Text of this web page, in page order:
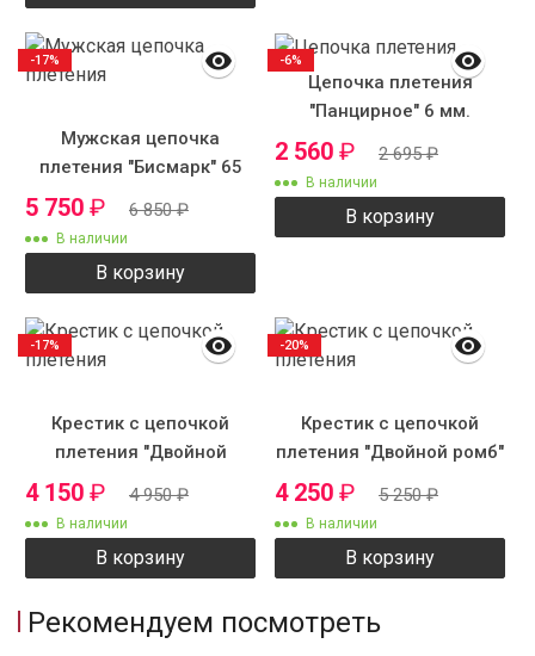
Мужская цепочка
плетения "Бисмарк" 65
5 750 ₽ 6 850₽
В наличии
В корзину
-17%
Цепочка плетения
"Панцирное" 6 мм.
родиевое покрытие
2 560 ₽ 2 695₽
В наличии
В корзину
-6%
Крестик с цепочкой
плетения "Двойной
панцирь"
4 150 ₽ 4 950₽
В наличии
В корзину
-17%
Крестик с цепочкой
плетения "Двойной ромб"
4 250 ₽ 5 250₽
В наличии
В корзину
-20%
Рекомендуем посмотреть